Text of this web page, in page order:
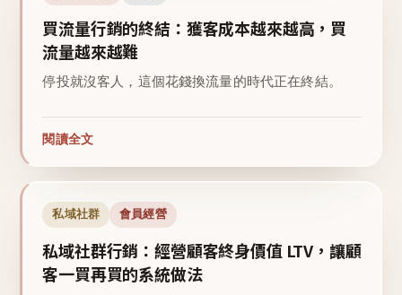
買流量行銷的終結：獲客成本越來越高，買
流量越來越難
停投就沒客人，這個花錢換流量的時代正在終結。
閱讀全文
私域社群 會員經營
私域社群行銷：經營顧客終身價值 LTV，讓顧
客一買再買的系統做法